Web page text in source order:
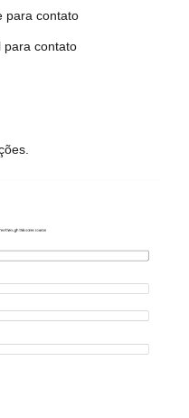
para contato
para contato